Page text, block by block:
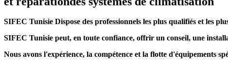
SIFEC Tunisie Dispose des professionnels les plus qualifiés et les
SIFEC Tunisie peut, en toute confiance, offrir un conseil, une
Nous avons l'expérience, la compétence et la flotte d'équipements